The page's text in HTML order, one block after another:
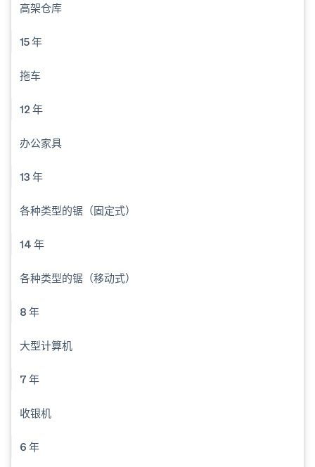
高架仓库
15 年
拖车
12 年
办公家具
13 年
各种类型的锯（固定式）
14 年
各种类型的锯（移动式）
8 年
大型计算机
7 年
收银机
6 年